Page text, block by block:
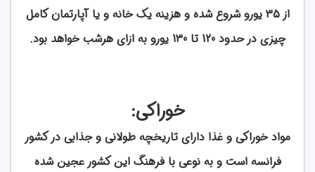
از 35 یورو شروع شده و هزینه یک خانه و یا آپارتمان کامل
چیزی در حدود 120 تا 130 یورو به ازای هرشب خواهد بود.
خوراکی:
مواد خوراکی و غذا دارای تاریخچه طولانی و جذابی در کشور
فرانسه است و به نوعی با فرهنگ این کشور عجین شده